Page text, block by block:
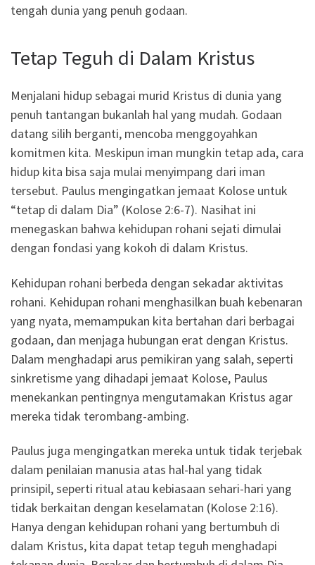
tengah dunia yang penuh godaan.
Tetap Teguh di Dalam Kristus
Menjalani hidup sebagai murid Kristus di dunia yang
penuh tantangan bukanlah hal yang mudah. Godaan
datang silih berganti, mencoba menggoyahkan
komitmen kita. Meskipun iman mungkin tetap ada, cara
hidup kita bisa saja mulai menyimpang dari iman
tersebut. Paulus mengingatkan jemaat Kolose untuk
“tetap di dalam Dia” (Kolose 2:6-7). Nasihat ini
menegaskan bahwa kehidupan rohani sejati dimulai
dengan fondasi yang kokoh di dalam Kristus.
Kehidupan rohani berbeda dengan sekadar aktivitas
rohani. Kehidupan rohani menghasilkan buah kebenaran
yang nyata, memampukan kita bertahan dari berbagai
godaan, dan menjaga hubungan erat dengan Kristus.
Dalam menghadapi arus pemikiran yang salah, seperti
sinkretisme yang dihadapi jemaat Kolose, Paulus
menekankan pentingnya mengutamakan Kristus agar
mereka tidak terombang-ambing.
Paulus juga mengingatkan mereka untuk tidak terjebak
dalam penilaian manusia atas hal-hal yang tidak
prinsipil, seperti ritual atau kebiasaan sehari-hari yang
tidak berkaitan dengan keselamatan (Kolose 2:16).
Hanya dengan kehidupan rohani yang bertumbuh di
dalam Kristus, kita dapat tetap teguh menghadapi